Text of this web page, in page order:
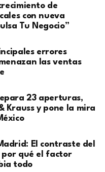
de
con nueva
Tu Negocio”
errores
las ventas
23 aperturas,
Krauss y pone la mira
El contraste del
qué el factor
todo